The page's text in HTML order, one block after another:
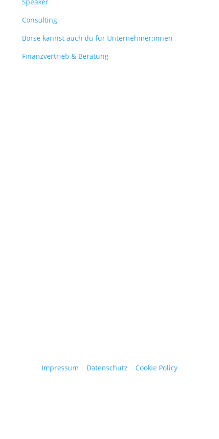
Consulting
Börse kannst auch du für Unternehmer:innen
Finanzvertrieb & Beratung
Impressum Datenschutz Cookie Policy